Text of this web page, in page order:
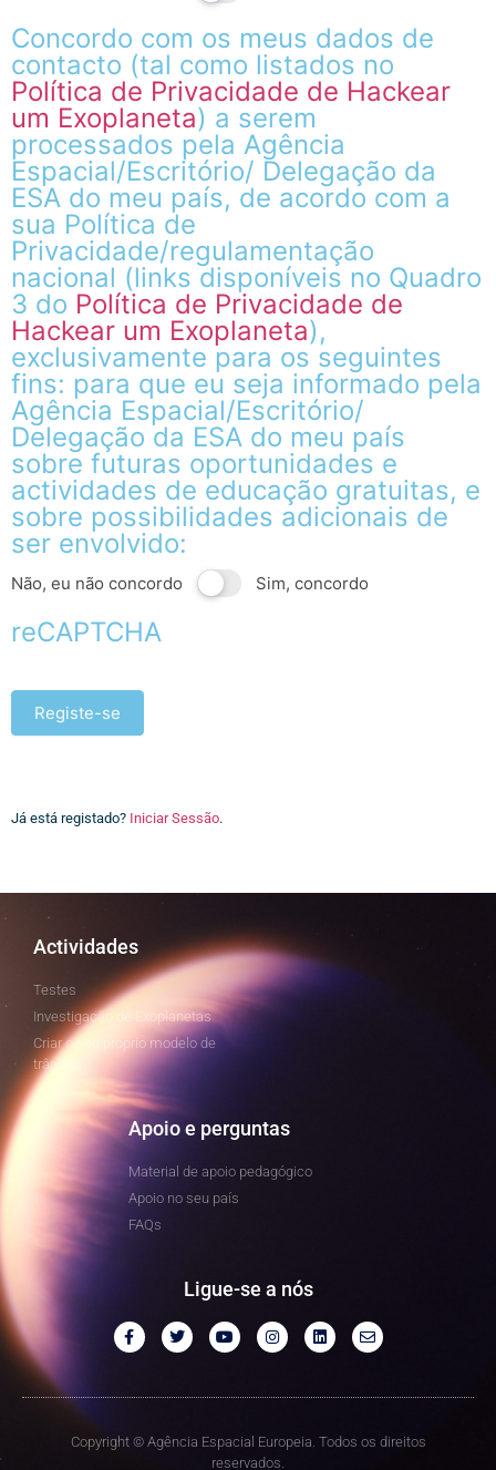
Concordo com os meus dados de
contacto (tal como listados no
Política de Privacidade de Hackear
um Exoplaneta) a serem
processados pela Agência
Espacial/Escritório/ Delegação da
ESA do meu país, de acordo com a
sua Política de
Privacidade/regulamentação
nacional (links disponíveis no Quadro
3 do Política de Privacidade de
Hackear um Exoplaneta),
exclusivamente para os seguintes
fins: para que eu seja informado pela
Agência Espacial/Escritório/
Delegação da ESA do meu país
sobre futuras oportunidades e
actividades de educação gratuitas, e
sobre possibilidades adicionais de
ser envolvido:
Não, eu não concordo Sim, concordo
reCAPTCHA
Registe-se
Já está registado? Iniciar Sessão.
Actividades
Testes
Investigação de Exoplanetas
Criar o seu próprio modelo de
trânsito
Apoio e perguntas
Material de apoio pedagógico
Apoio no seu país
FAQs
Ligue-se a nós
Copyright © Agência Espacial Europeia. Todos os direitos
reservados.